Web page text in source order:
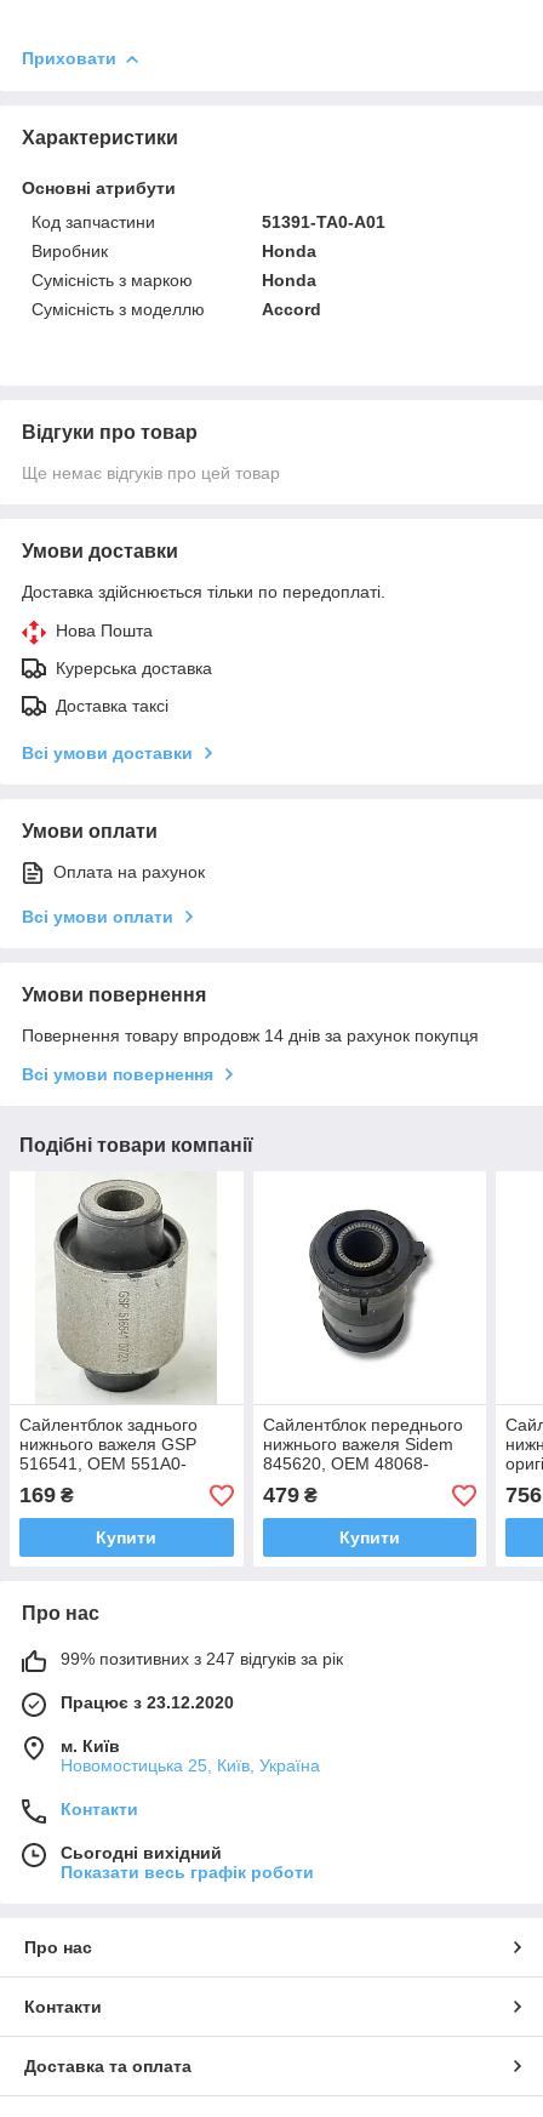
Приховати
Характеристики
Основні атрибути
Код запчастини
51391-TA0-A01
Виробник
Honda
Сумісність з маркою
Honda
Сумісність з моделлю
Accord
Відгуки про товар
Ще немає відгуків про цей товар
Умови доставки
Доставка здійснюється тільки по передоплаті.
Нова Пошта
Курерська доставка
Доставка таксі
Всі умови доставки
Умови оплати
Оплата на рахунок
Всі умови оплати
Умови повернення
Повернення товару впродовж 14 днів за рахунок покупця
Всі умови повернення
Подібні товари компанії
Сайлентблок заднього
нижнього важеля GSP
516541, OEM 551A0-
1CA0A Infiniti FX S51
2008–2017
169 ₴
Купити
Сайлентблок переднього
нижнього важеля Sidem
845620, OEM 48068-
12260 Corolla, Avensis
2001–2008
479₴
Купити
756
Про нас
99% позитивних з 247 відгуків за рік
Працює з 23.12.2020
м. Київ
Новомостицька 25, Київ, Україна
Контакти
Сьогодні вихідний
Показати весь графік роботи
Про нас
Контакти
Доставка та оплата